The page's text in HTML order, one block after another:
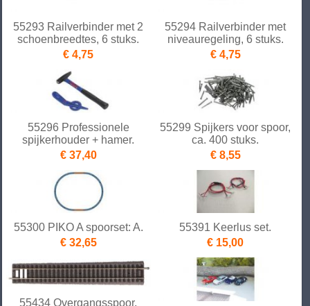
55293 Railverbinder met 2
schoenbreedtes, 6 stuks.
€ 4,75
55294 Railverbinder met
niveauregeling, 6 stuks.
€ 4,75
55296 Professionele
spijkerhouder + hamer.
€ 37,40
55299 Spijkers voor spoor,
ca. 400 stuks.
€ 8,55
55300 PIKO A spoorset: A.
€ 32,65
55391 Keerlus set.
€ 15,00
55434 Overgangsspoor,